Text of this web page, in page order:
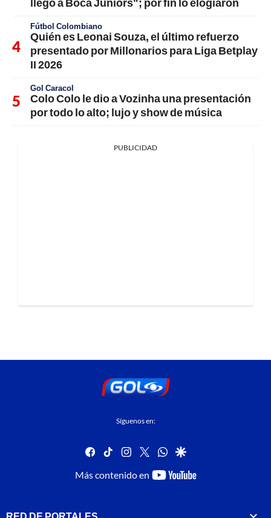
Fútbol Colombiano
Quién es Leonai Souza, el último refuerzo
presentado por Millonarios para Liga Betplay
II 2026
Gol Caracol
Colo Colo le dio a Vozinha una presentación
por todo lo alto; lujo y show de música
PUBLICIDAD
Síguenos en:
facebook
tiktok instagram
twitterwhatsapp
google
Más contenido en
youtube-
RED DE PORTALES